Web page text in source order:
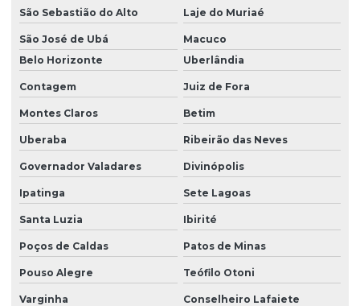
São Sebastião do Alto Laje do Muriaé
São José de Ubá
Macuco
Belo Horizonte
Uberlândia
Contagem Juiz de Fora
Montes Claros Betim
Uberaba Ribeirão das Neves
Governador Valadares Divinópolis
Ipatinga Sete Lagoas
Santa Luzia Ibirité
Poços de Caldas Patos de Minas
Pouso Alegre Teófilo Otoni
Varginha Conselheiro Lafaiete